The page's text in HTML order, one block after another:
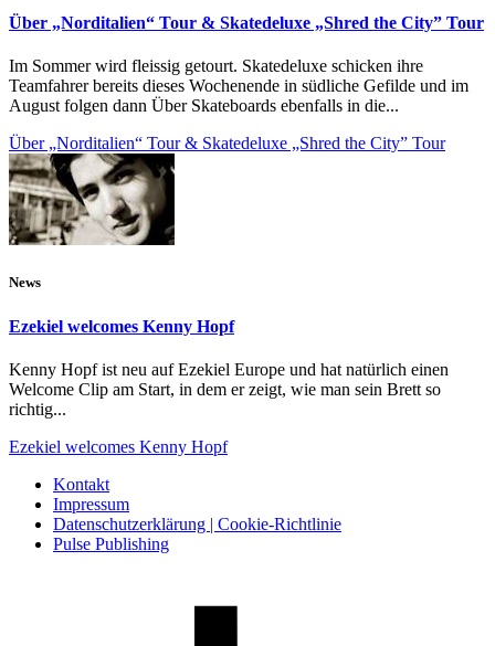
Über „Norditalien“ Tour & Skatedeluxe „Shred the City” Tour
Im Sommer wird fleissig getourt. Skatedeluxe schicken ihre
Teamfahrer bereits dieses Wochenende in südliche Gefilde und im
August folgen dann Über Skateboards ebenfalls in die...
Über „Norditalien“ Tour & Skatedeluxe „Shred the City” Tour
News
Ezekiel welcomes Kenny Hopf
Kenny Hopf ist neu auf Ezekiel Europe und hat natürlich einen
Welcome Clip am Start, in dem er zeigt, wie man sein Brett so
richtig...
Ezekiel welcomes Kenny Hopf
Kontakt
Impressum
Datenschutzerklärung | Cookie-Richtlinie
Pulse Publishing